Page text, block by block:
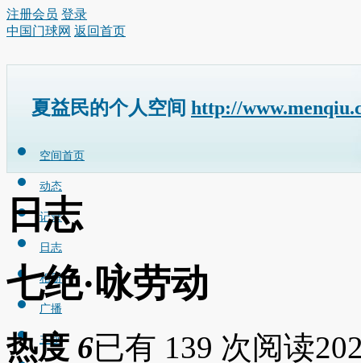
注册会员 登录
中国门球网 返回首页
夏益民的个人空间 http://
空间首页
动态
记录
日志
相册
广播
主题
日志
七绝·咏劳动
热度 6已有 139 次阅读